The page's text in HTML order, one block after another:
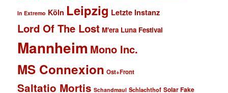
In Extremo Köln Leipzig Letzte Instanz
Lord Of The Lost M'era Luna Festival
Mannheim Mono Inc.
MS Connexion Ost+Front
Saltatio Mortis Schandmaul Schlachthof Solar Fake